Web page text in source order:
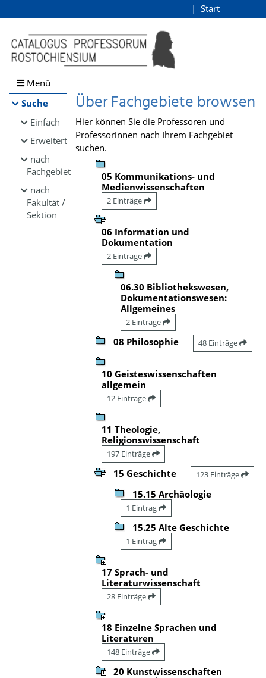
Browsen
direkt zum Inhalt
Start
Menü
Suche
Einfach
Erweitert
nach
Fachgebiet
nach
Fakultät /
Sektion
Über Fachgebiete browsen
Hier können Sie die Professoren und
Professorinnen nach Ihrem Fachgebiet
suchen.
05 Kommunikations- und
Medienwissenschaften
2 Einträge
06 Information und
Dokumentation
2 Einträge
06.30 Bibliothekswesen,
Dokumentationswesen:
Allgemeines
2 Einträge
08 Philosophie 48 Einträge
10 Geisteswissenschaften
allgemein
12 Einträge
11 Theologie,
Religionswissenschaft
197 Einträge
15 Geschichte 123 Einträge
15.15 Archäologie
1 Eintrag
15.25 Alte Geschichte
1 Eintrag
17 Sprach- und
Literaturwissenschaft
28 Einträge
18 Einzelne Sprachen und
Literaturen
148 Einträge
20 Kunstwissenschaften